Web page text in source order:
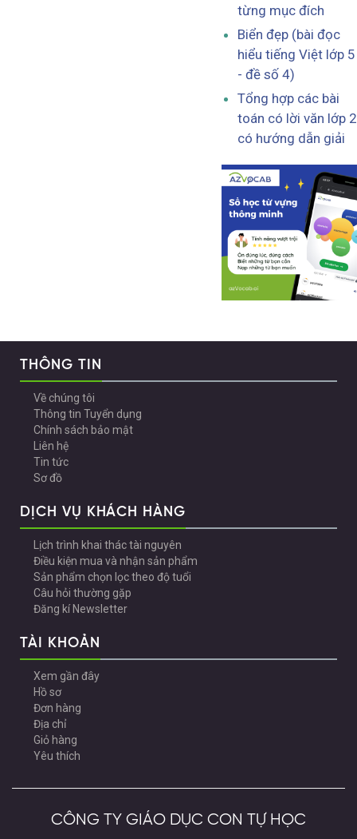
từng mục đích
Biển đẹp (bài đọc
hiểu tiếng Việt lớp 5
- đề số 4)
Tổng hợp các bài
toán có lời văn lớp 2
có hướng dẫn giải
THÔNG TIN
Về chúng tôi
Thông tin Tuyển dụng
Chính sách bảo mật
Liên hệ
Tin tức
Sơ đồ
DỊCH VỤ KHÁCH HÀNG
Lịch trình khai thác tài nguyên
Điều kiện mua và nhận sản phẩm
Sản phẩm chọn lọc theo độ tuổi
Câu hỏi thường gặp
Đăng kí Newsletter
TÀI KHOẢN
Xem gần đây
Hồ sơ
Đơn hàng
Địa chỉ
Giỏ hàng
Yêu thích
CÔNG TY GIÁO DỤC CON TỰ HỌC